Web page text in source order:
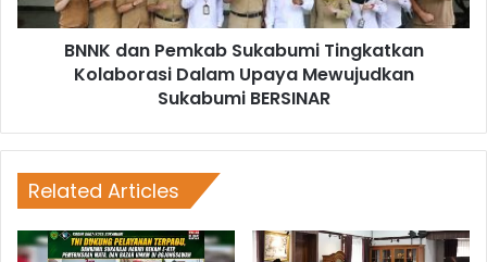
BNNK dan Pemkab Sukabumi Tingkatkan
Kolaborasi Dalam Upaya Mewujudkan
Sukabumi BERSINAR
Related Articles